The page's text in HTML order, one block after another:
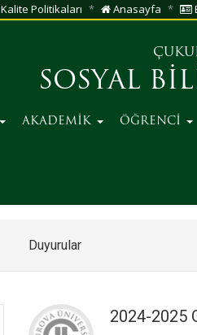
Kalite Politikaları Anasayfa
SOSYAL
AKADEMİK ÖĞRENCİ
Duyurular
2024-2025